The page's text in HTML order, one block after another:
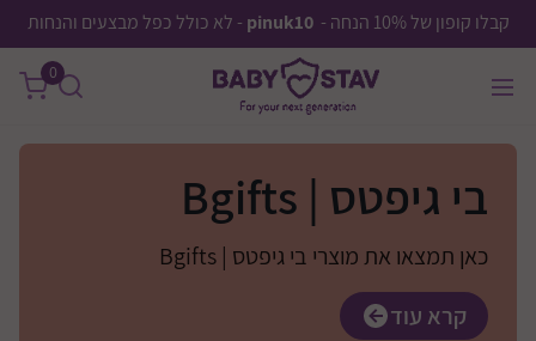
קבלו קופון של 10% הנחה - pinuk10 - לא כולל כפל מבצעים והנחות
0
בי גיפטס | Bgifts
כאן תמצאו את מוצרי בי גיפטס | Bgifts
קרא עוד